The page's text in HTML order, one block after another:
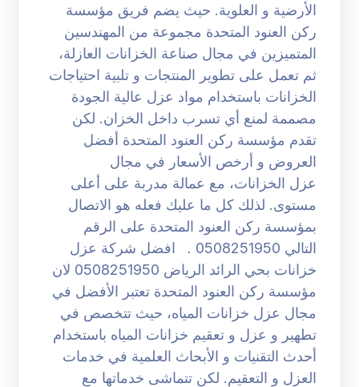
الأرضية و العلوية. حيث يضم فريق مؤسسة
ركن العنود المتحدة مجموعة من المهندسين
المتميزين في مجال صناعة الخزانات العازلة،
ثم تعمل على تطوير المنتجات و تلبية احتياجات
الخزانات باستخدام مواد عزل عالية الجودة
مصممة لمنع أي تسرب داخل الخزان. لكن
تقدم مؤسسة ركن العنود المتحدة أفضل
العروض و أرخص الأسعار في مجال
عزل الخزانات، مع عمالة مدربة على أعلى
مستوى. لذلك كل ما عليك فعله هو الاتصال
بمؤسسة ركن العنود المتحدة على الرقم
التالي 0508251950 . افضل شركة عزل
خزانات بحي الرائد الرياض 0508251950 لان
مؤسسة ركن العنود المتحدة تعتبر الأفضل في
مجال عزل خزانات المياه، حيث تتخصص في
تطهير و عزل و تعقيم خزانات المياه باستخدام
أحدث التقنيات و الأبحاث العلمية في خدمات
العزل و التعقيم. لكن تتماشى خدماتها مع